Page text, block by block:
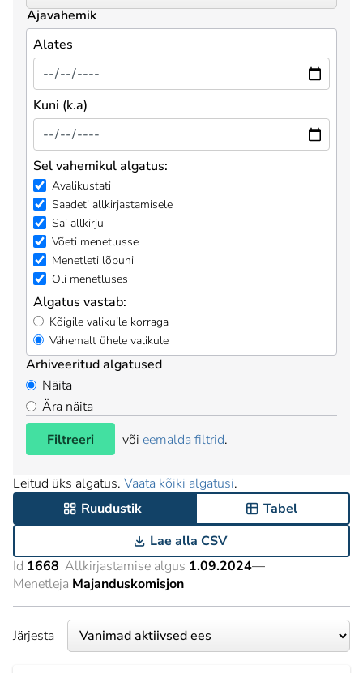
Ajavahemik
Alates
Kuni (k.a)
Sel vahemikul algatus:
Avalikustati
Saadeti allkirjastamisele
Sai allkirju
Võeti menetlusse
Menetleti lõpuni
Oli menetluses
Algatus vastab:
Kõigile valikuile korraga
Vähemalt ühele valikule
Arhiveeritud algatused
Näita
Ära näita
Filtreeri
või eemalda filtrid.
Leitud üks algatus. Vaata kõiki algatusi.
Ruudustik
Tabel
Lae alla CSV
Id 1668 Allkirjastamise algus 1.09.2024—
Menetleja Majanduskomisjon
Järjesta